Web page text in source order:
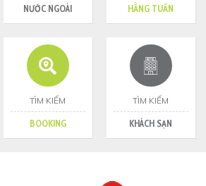
NƯỚC NGOÀI HẰNG TUẦN
TÌM KIẾM
BOOKING
TÌM KIẾM
KHÁCH SẠN